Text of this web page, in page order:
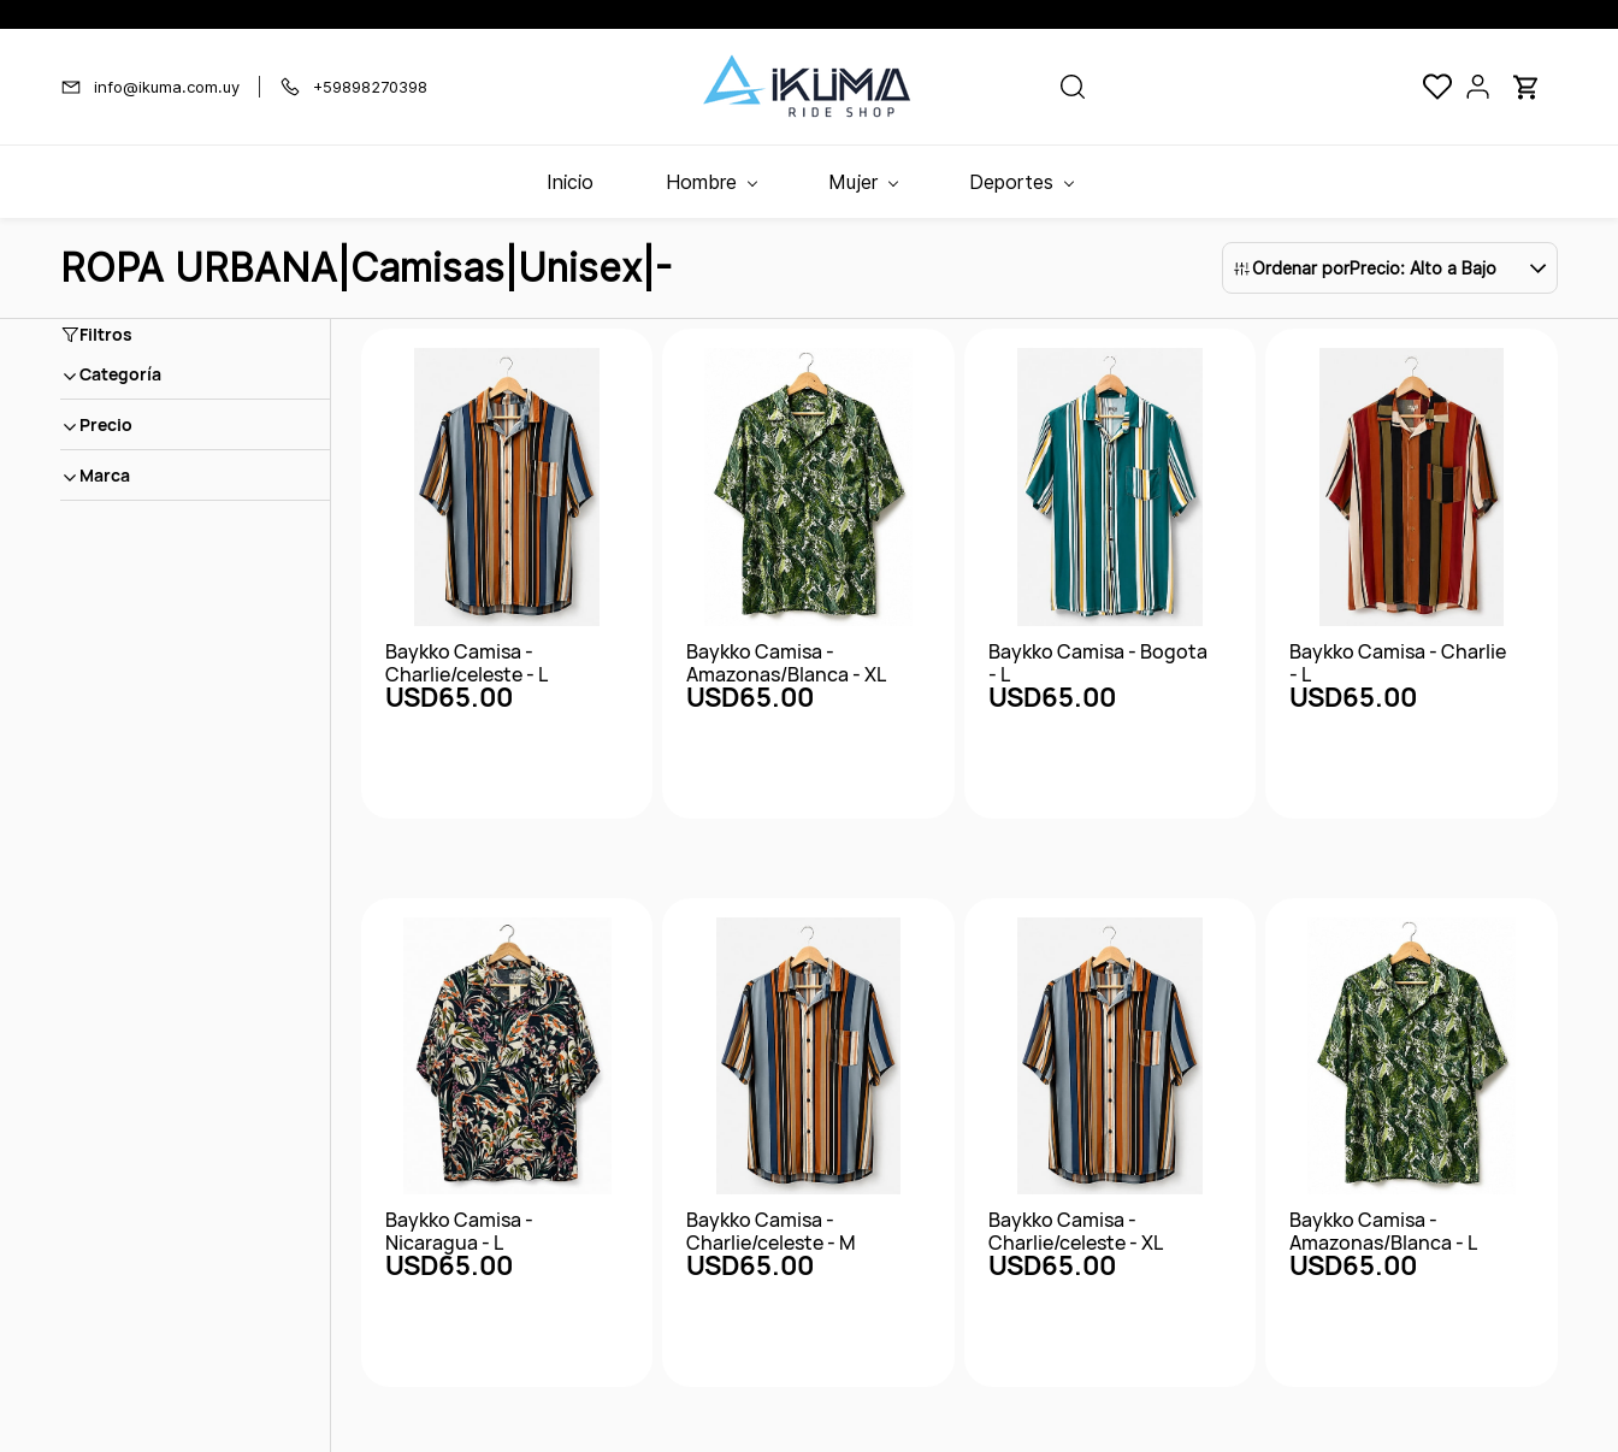
info@ikuma.com.uy +59898270398
Inicio Hombre Mujer Deportes
ROPA URBANA|Camisas|Unisex|- Ordenar porPrecio: Alto a Bajo
Filtros
Categoría
Precio
Marca
Baykko Camisa -
Charlie/celeste - L
USD65.00
Baykko Camisa -
Amazonas/Blanca - XL
USD65.00
Baykko Camisa - Bogota
- L
USD65.00
Baykko Camisa - Charlie
- L
USD65.00
Baykko Camisa -
Nicaragua - L
USD65.00
Baykko Camisa -
Charlie/celeste - M
USD65.00
Baykko Camisa -
Charlie/celeste - XL
USD65.00
Baykko Camisa -
Amazonas/Blanca - L
USD65.00